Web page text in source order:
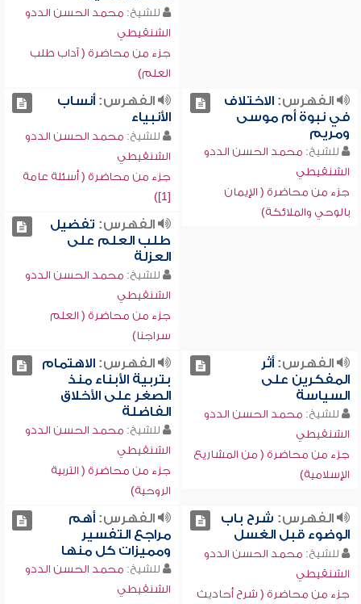
للشيخ: محمد الحسن الددو
الشنقيطي
جزء من محاضرة ( آداب طلب
العلم)
الفهرس:الاختلاف
في نبوة أم موسى
ومريم
للشيخ: محمد الحسن الددو
الشنقيطي
جزء من محاضرة ( الإيمان
بالوحي والملائكة)
الفهرس:أنساب
الأنبياء
للشيخ: محمد الحسن الددو
الشنقيطي
جزء من محاضرة ( أسئلة عامة
[1])
الفهرس: تفضيل
طلب العلم على
العزلة
للشيخ: محمد الحسن الددو
الشنقيطي
جزء من محاضرة ( العلم
سراجنا)
الفهرس:أثر
المفكرين على
السياسة
للشيخ: محمد الحسن الددو
الشنقيطي
جزء من محاضرة ( من المشاريع
الإسلامية)
الفهرس:الاهتمام
بتربية الأبناء منذ
الصغر على الأخلاق
الفاضلة
للشيخ: محمد الحسن الددو
الشنقيطي
جزء من محاضرة ( التربية
الروحية)
الفهرس: شرح باب
الوضوء قبل الغسل
للشيخ: محمد الحسن الددو
الشنقيطي
جزء من محاضرة ( شرح أحاديث
الفهرس:أهم
مراجع التفسير
ومميزات كل منها
للشيخ: محمد الحسن الددو
الشنقيطي